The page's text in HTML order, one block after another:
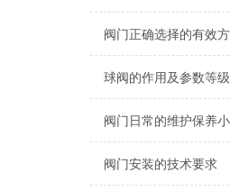
阀门正确选择的有效
球阀的作用及参数等级
阀门日常的维护保养
阀门安装的技术要求